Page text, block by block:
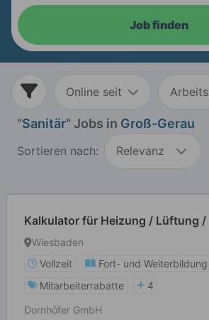
Job finden
Online seit
"Sanitär" Jobs in Groß-Gerau
Sortieren nach:
Relevanz
Kalkulator für Heizung / Lüftung
Wiesbaden
Vollzeit
Fort- und Weiterbildung
Mitarbeiterrabatte
4
Dornhöfer GmbH